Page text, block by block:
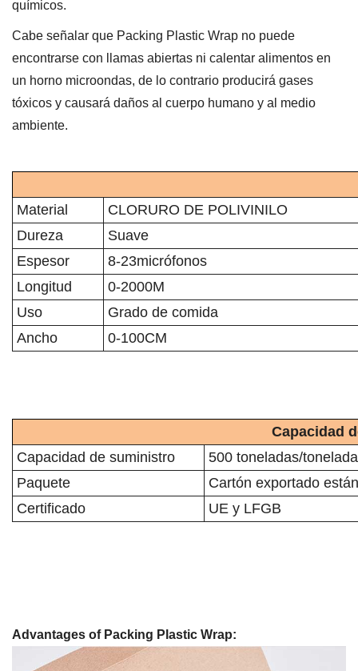
químicos.
Cabe señalar que Packing Plastic Wrap no puede
encontrarse con llamas abiertas ni calentar alimentos en
un horno microondas, de lo contrario producirá gases
tóxicos y causará daños al cuerpo humano y al medio
ambiente.
Material
CLORURO DE POLIVINILO
Dureza
Suave
Espesor
8-23micrófonos
Longitud
0-2000M
Uso
Grado de comida
Ancho
0-100CM
Capacidad
Capacidad de suministro
500 toneladas/
Paquete
Cartón exportado
Certificado
UE y LFGB
Advantages of Packing Plastic Wrap: